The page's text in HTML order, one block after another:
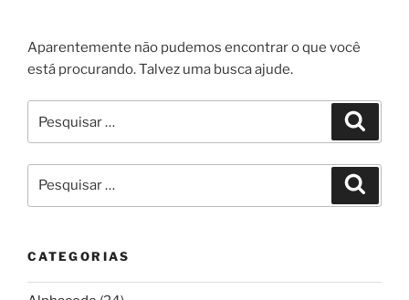
Aparentemente não pudemos encontrar o que você
está procurando. Talvez uma busca ajude.
por:
por:
CATEGORIAS